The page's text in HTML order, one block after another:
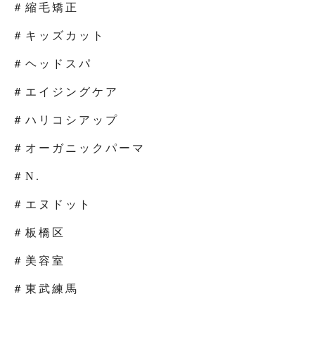
＃縮毛矯正
＃キッズカット
＃ヘッドスパ
＃エイジングケア
＃ハリコシアップ
＃オーガニックパーマ
＃N.
＃エヌドット
＃板橋区
＃美容室
＃東武練馬